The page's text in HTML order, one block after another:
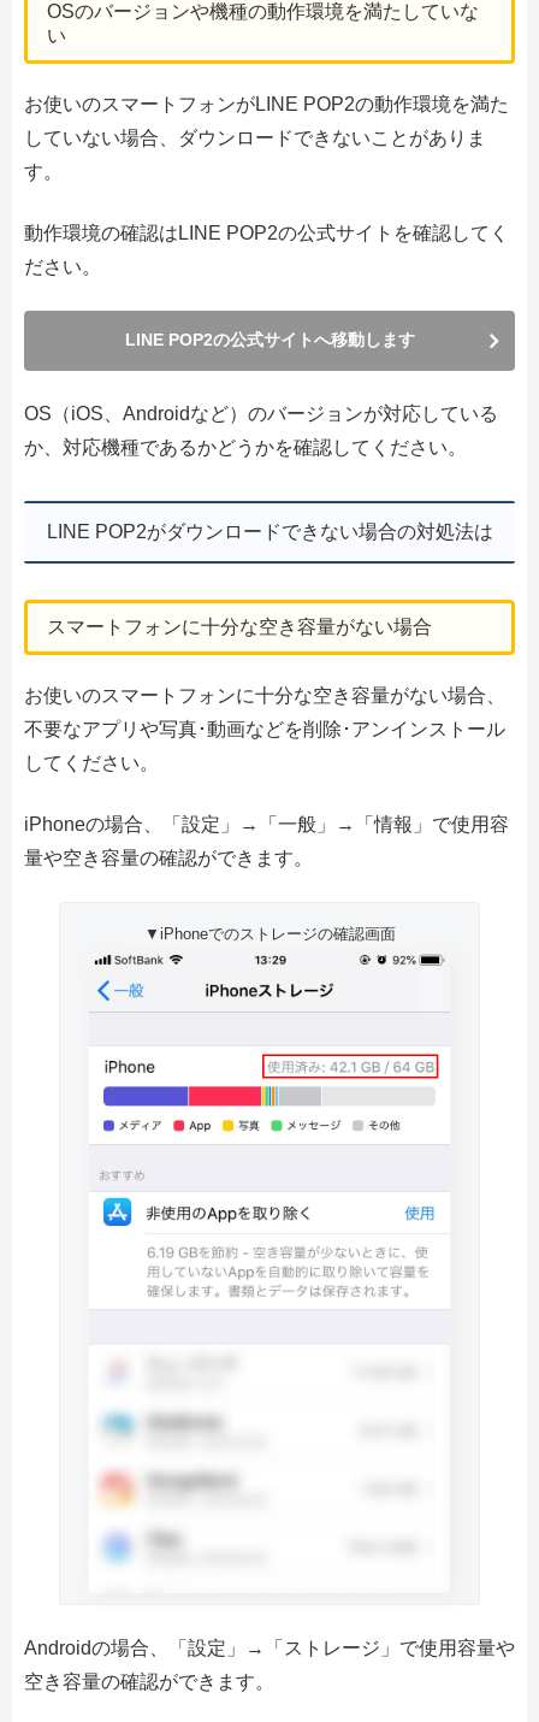
OSのバージョンや機種の動作環境を満たしていな
い
お使いのスマートフォンがLINE POP2の動作環境を満た
していない場合、ダウンロードできないことがありま
す。
動作環境の確認はLINE POP2の公式サイトを確認してく
ださい。
LINE POP2の公式サイトへ移動します
OS（iOS、Androidなど）のバージョンが対応している
か、対応機種であるかどうかを確認してください。
LINE POP2がダウンロードできない場合の対処法は
スマートフォンに十分な空き容量がない場合
お使いのスマートフォンに十分な空き容量がない場合、
不要なアプリや写真･動画などを削除･アンインストール
してください。
iPhoneの場合、「設定」→「一般」→「情報」で使用容
量や空き容量の確認ができます。
▼iPhoneでのストレージの確認画面
Androidの場合、「設定」→「ストレージ」で使用容量や
空き容量の確認ができます。